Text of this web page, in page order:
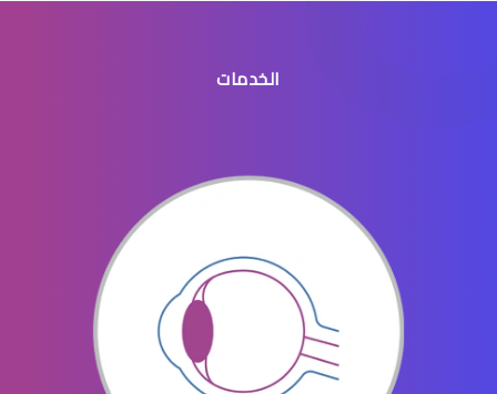
العدسات اللاصقة للاطفال
العدسات اللاصقة للرجال
الخدمات